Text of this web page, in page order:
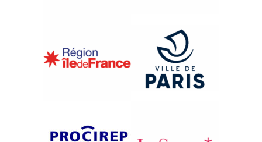
LE RAPPEL DES OISEAUX
Stéphane Batut